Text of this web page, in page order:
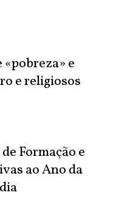
«pobreza» e
e religiosos
Formação e
ao Ano da